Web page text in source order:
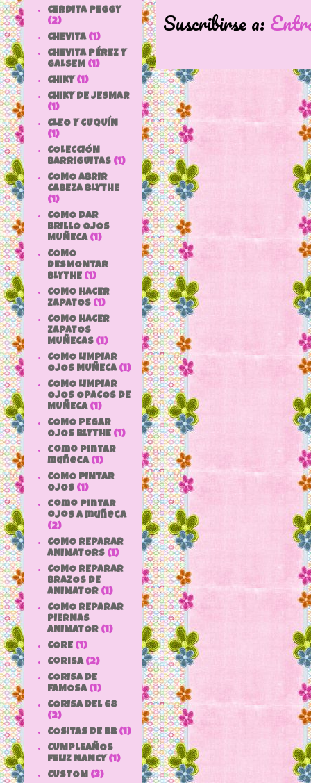
Suscribirse a:
CERDITA PEGGY
(2)
CHEVITA (1)
CHEVITA PÉREZ Y
GALSEM (1)
CHIKY (1)
CHIKY DE JESMAR
(1)
CLEO Y CUQUÍN
(1)
COLECCIÓN
BARRIGUITAS (1)
COMO ABRIR
CABEZA BLYTHE
(1)
COMO DAR
BRILLO OJOS
MUÑECA (1)
COMO
DESMONTAR
BLYTHE (1)
COMO HACER
ZAPATOS (1)
COMO HACER
ZAPATOS
MUÑECAS (1)
COMO LIMPIAR
OJOS MUÑECA (1)
COMO LIMPIAR
OJOS OPACOS DE
MUÑECA (1)
COMO PEGAR
OJOS BLYTHE (1)
como pintar
muñeca (1)
COMO PINTAR
OJOS (1)
como pintar
ojos a muñeca
(2)
COMO REPARAR
ANIMATORS (1)
COMO REPARAR
BRAZOS DE
ANIMATOR (1)
COMO REPARAR
PIERNAS
ANIMATOR (1)
CORE (1)
Corisa (2)
CORISA DE
FAMOSA (1)
CORISA DEL 68
(2)
COSITAS DE bb (1)
CUMPLEAÑOS
FELIZ NANCY (1)
CUSTOM (3)